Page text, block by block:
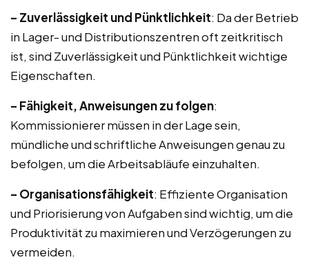
– Zuverlässigkeit und Pünktlichkeit: Da der Betrieb
in Lager- und Distributionszentren oft zeitkritisch
ist, sind Zuverlässigkeit und Pünktlichkeit wichtige
Eigenschaften.
– Fähigkeit, Anweisungen zu folgen:
Kommissionierer müssen in der Lage sein,
mündliche und schriftliche Anweisungen genau zu
befolgen, um die Arbeitsabläufe einzuhalten.
– Organisationsfähigkeit: Effiziente Organisation
und Priorisierung von Aufgaben sind wichtig, um die
Produktivität zu maximieren und Verzögerungen zu
vermeiden.